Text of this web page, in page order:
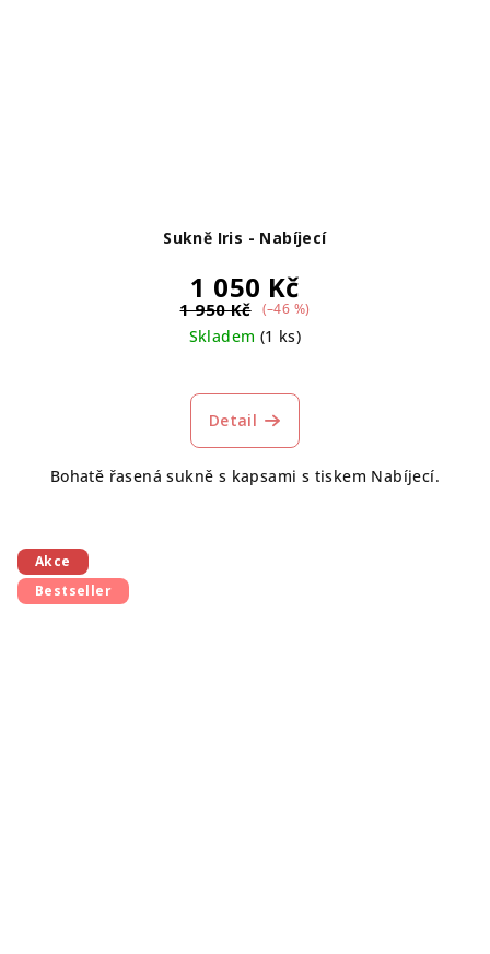
Sukně Iris - Nabíjecí
1 050 Kč
1 950 Kč (–46 %)
Skladem (1 ks)
Detail
Bohatě řasená sukně s kapsami s tiskem Nabíjecí.
Akce
Bestseller